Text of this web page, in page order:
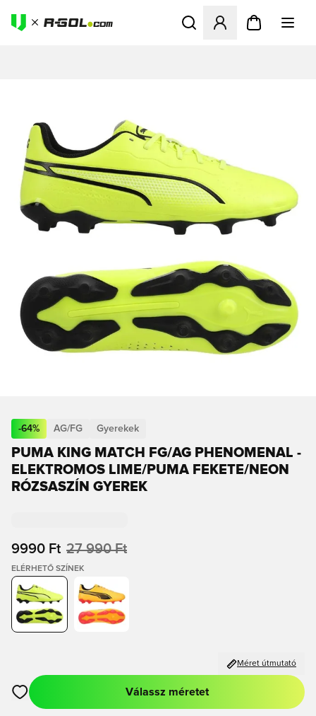
Megnyit egy modált a
-64% AG/FG Gyerekek
PUMA KING MATCH FG/AG PHENOMENAL -
ELEKTROMOS LIME/PUMA FEKETE/NEON
RÓZSASZÍN GYEREK
9990 Ft 27 990 Ft
ELÉRHETŐ SZÍNEK
Méret útmutató
Megnyit egy modált a bejelentkezéshez vagy a tagként való
Válassz méretet